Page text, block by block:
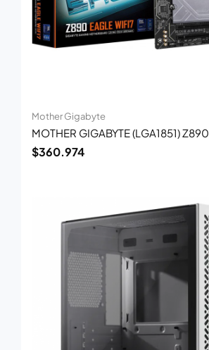
Mother Gigabyte
MOTHER GIGABYTE (LGA1851) Z890
$360.974